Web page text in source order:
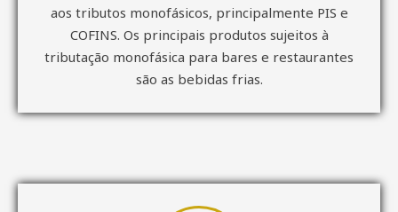
aos tributos monofásicos, principalmente PIS e
COFINS. Os principais produtos sujeitos à
tributação monofásica para bares e restaurantes
são as bebidas frias.